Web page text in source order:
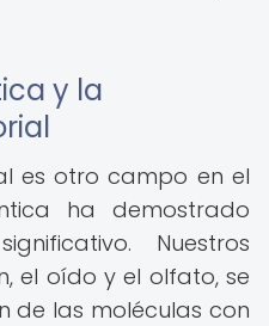
y la
es otro campo en el
ha demostrado
Nuestros
el oído y el olfato, se
de las moléculas con